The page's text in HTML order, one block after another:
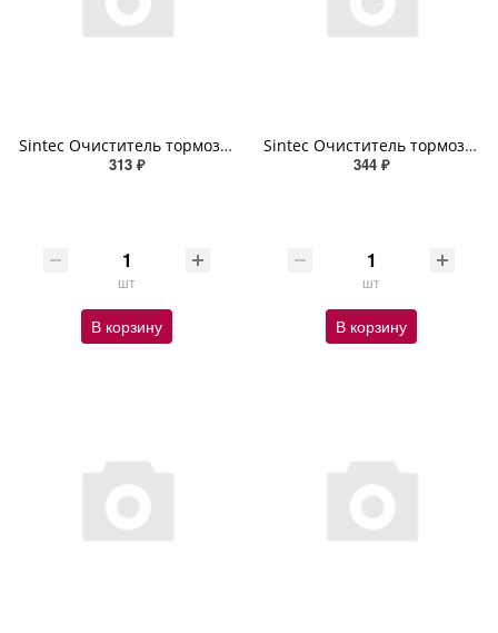
Sintec Очиститель тормозных дисков CleanBrake 400мл (аэрозоль)
313 ₽
шт
В корзину
Sintec Очиститель тормозных дисков CleanBrake 650мл (аэрозоль)
344 ₽
шт
В корзину